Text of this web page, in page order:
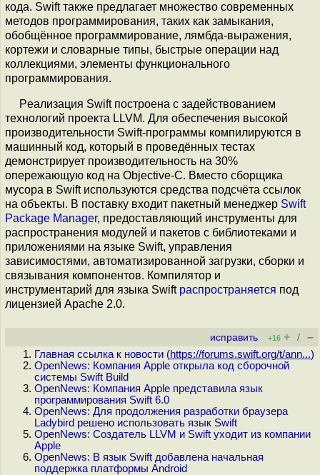
кода. Swift также предлагает множество современных
методов программирования, таких как замыкания,
обобщённое программирование, лямбда-выражения,
кортежи и словарные типы, быстрые операции над
коллекциями, элементы функционального
программирования.
Pеализация Swift построена с задействованием
технологий проекта LLVM. Для обеспечения высокой
производительности Swift-программы компилируются в
машинный код, который в проведённых тестах
демонстрирует производительность на 30%
опережающую код на Objective-C. Вместо сборщика
мусора в Swift используются средства подсчёта ссылок
на объекты. В поставку входит пакетный менеджер Swift
Package Manager, предоставляющий инструменты для
распространения модулей и пакетов с библиотеками и
приложениями на языке Swift, управления
зависимостями, автоматизированной загрузки, сборки и
связывания компонентов. Компилятор и
инструментарий для языка Swift распространяется под
лицензией Apache 2.0.
исправить +16 + / –
Главная ссылка к новости (https://forums.swift.org/t/ann...)
OpenNews: Компания Apple открыла код сборочной
системы Swift Build
OpenNews: Компания Apple представила язык
программирования Swift 6.0
OpenNews: Для продолжения разработки браузера
Ladybird решено использовать язык Swift
OpenNews: Создатель LLVM и Swift уходит из компании
Apple
OpenNews: В язык Swift добавлена начальная
поддержка платформы Android